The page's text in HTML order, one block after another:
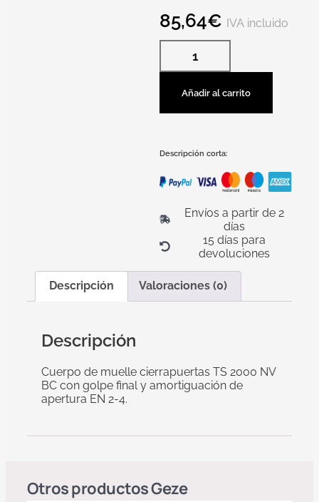
85,64€ IVA incluido
Añadir al carrito
Descripción corta:
Envíos a partir de 2
días
15 días para
devoluciones
Descripción Valoraciones (0)
Descripción
Cuerpo de muelle cierrapuertas TS 2000 NV
BC con golpe final y amortiguación de
apertura EN 2-4.
Otros productosGeze